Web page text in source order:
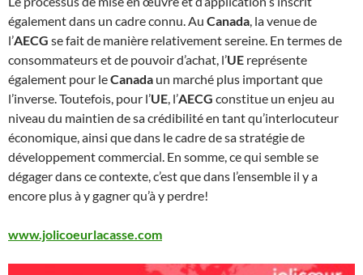
également dans un cadre connu. Au Canada, la venue de
l’AECG se fait de manière relativement sereine. En termes de
consommateurs et de pouvoir d’achat, l’UE représente
également pour leCanada un marché plus important que
l’inverse. Toutefois, pour l’UE, l’AECG constitue un enjeu au
niveau du maintien de sa crédibilité en tant qu’interlocuteur
économique, ainsi que dans le cadre de sa stratégie de
développement commercial. En somme, ce qui semble se
dégager dans ce contexte, c’est que dans l’ensemble il y a
encore plus à y gagner qu’à y perdre!
www.jolicoeurlacasse.com